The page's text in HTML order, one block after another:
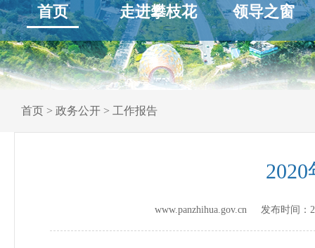
首页 走进攀枝花 领导之窗
首页 > 政务公开 > 工作报告
www.panzhihua.gov.cn 发布时间：